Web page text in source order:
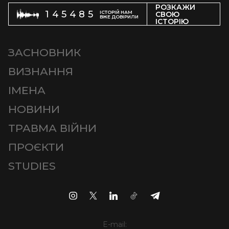
145485
ІСТОРІЙ НАМ
ВЖЕ ДОВІРИЛИ
РОЗКАЖИ
СВОЮ
ІСТОРІЮ
ЗАСНОВНИК
ВИЗНАННЯ
ІМЕНА
НОВИНИ
ТРАВМА ВІЙНИ
ПРОЄКТИ
STUDIES
E-mail: